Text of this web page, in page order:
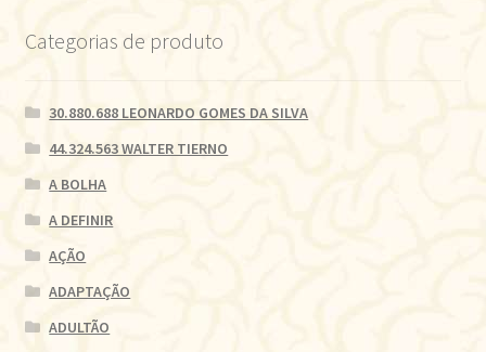
Categorias de produto
30.880.688 LEONARDO GOMES DA SILVA
44.324.563 WALTER TIERNO
A BOLHA
A DEFINIR
AÇÃO
ADAPTAÇÃO
ADULTÃO